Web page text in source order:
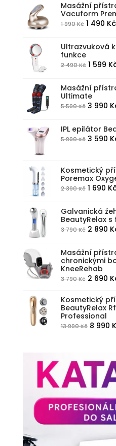
Masážní
Vacuform
1 990Kč Původní
byla:
1
990 Kč.
1 490 Kč
Ultrazvuková
funkce
2 490Kč
byla:
2
490 Kč.
1 599
Masážní
Ultimate
5 590Kč
byla:
5
3 990
IPL epilátor
5 990Kč
5
990 Kč.
3 590
Kosmetický
Poremax
2 390Kč
byla:
2
390 Kč.
1 690
Galvanická
BeautyRelax
3 790Kč
byla:
3
790 Kč.
2 890
Masážní
chronickými
KneeRehab
3 790Kč
byla:
3
790 Kč.
2 690
Kosmetický
BeautyRelax
Professional
13 990Kč
13
990 Kč.
8 990